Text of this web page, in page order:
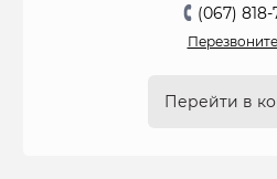
(067) 818-
Перейти в